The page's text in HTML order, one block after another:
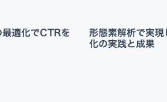
適化でCTRを 形態素解析で実
化の実践と成果